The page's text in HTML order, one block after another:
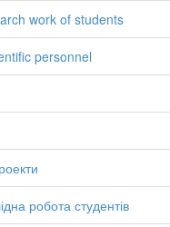
work of students
personnel
робота студентів